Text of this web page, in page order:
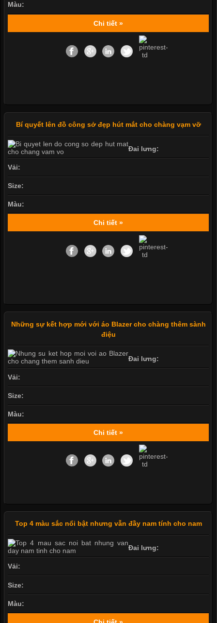
Màu:
Chi tiết »
Bí quyết lên đồ công sở đẹp hút mắt cho chàng vạm vỡ
Đai lưng:
Vải:
Size:
Màu:
Chi tiết »
Những sự kết hợp mới với áo Blazer cho chàng thêm sành
điệu
Đai lưng:
Vải:
Size:
Màu:
Chi tiết »
Top 4 màu sắc nổi bật nhưng vẫn đầy nam tính cho nam
Đai lưng:
Vải:
Size:
Màu: